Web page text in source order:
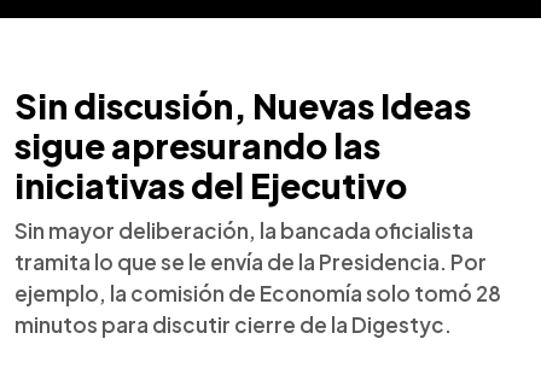
Sin discusión, Nuevas Ideas
sigue apresurando las
iniciativas del Ejecutivo
Sin mayor deliberación, la bancada oficialista
tramita lo que se le envía de la Presidencia. Por
ejemplo, la comisión de Economía solo tomó 28
minutos para discutir cierre de la Digestyc.